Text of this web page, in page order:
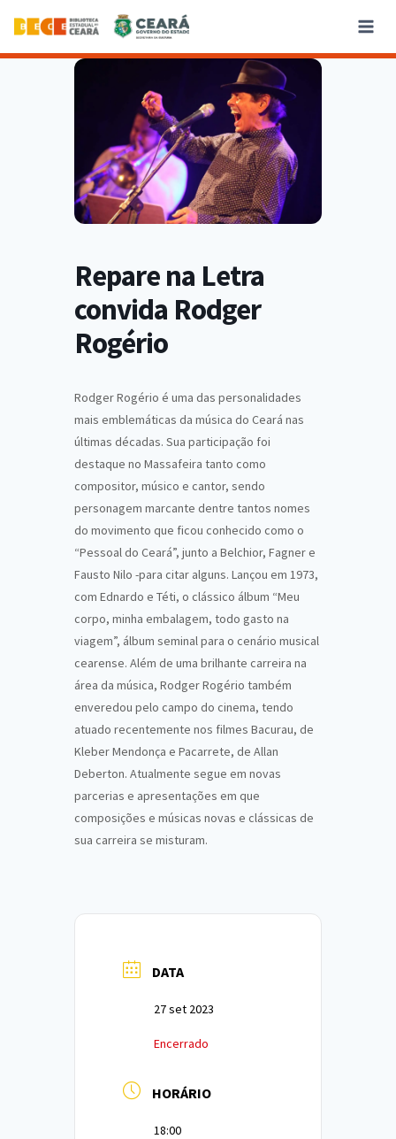
Repare na Letra
convida Rodger
Rogério
Rodger Rogério é uma das personalidades
mais emblemáticas da música do Ceará nas
últimas décadas. Sua participação foi
destaque no Massafeira tanto como
compositor, músico e cantor, sendo
personagem marcante dentre tantos nomes
do movimento que ficou conhecido como o
“Pessoal do Ceará”, junto a Belchior, Fagner e
Fausto Nilo -para citar alguns. Lançou em 1973,
com Ednardo e Téti, o clássico álbum “Meu
corpo, minha embalagem, todo gasto na
viagem”, álbum seminal para o cenário musical
cearense. Além de uma brilhante carreira na
área da música, Rodger Rogério também
enveredou pelo campo do cinema, tendo
atuado recentemente nos filmes Bacurau, de
Kleber Mendonça e Pacarrete, de Allan
Deberton. Atualmente segue em novas
parcerias e apresentações em que
composições e músicas novas e clássicas de
sua carreira se misturam.
DATA
27 set 2023
Encerrado
HORÁRIO
18:00